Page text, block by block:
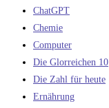
ChatGPT
Chemie
Computer
Die Glorreichen 10
Die Zahl für heute
Ernährung